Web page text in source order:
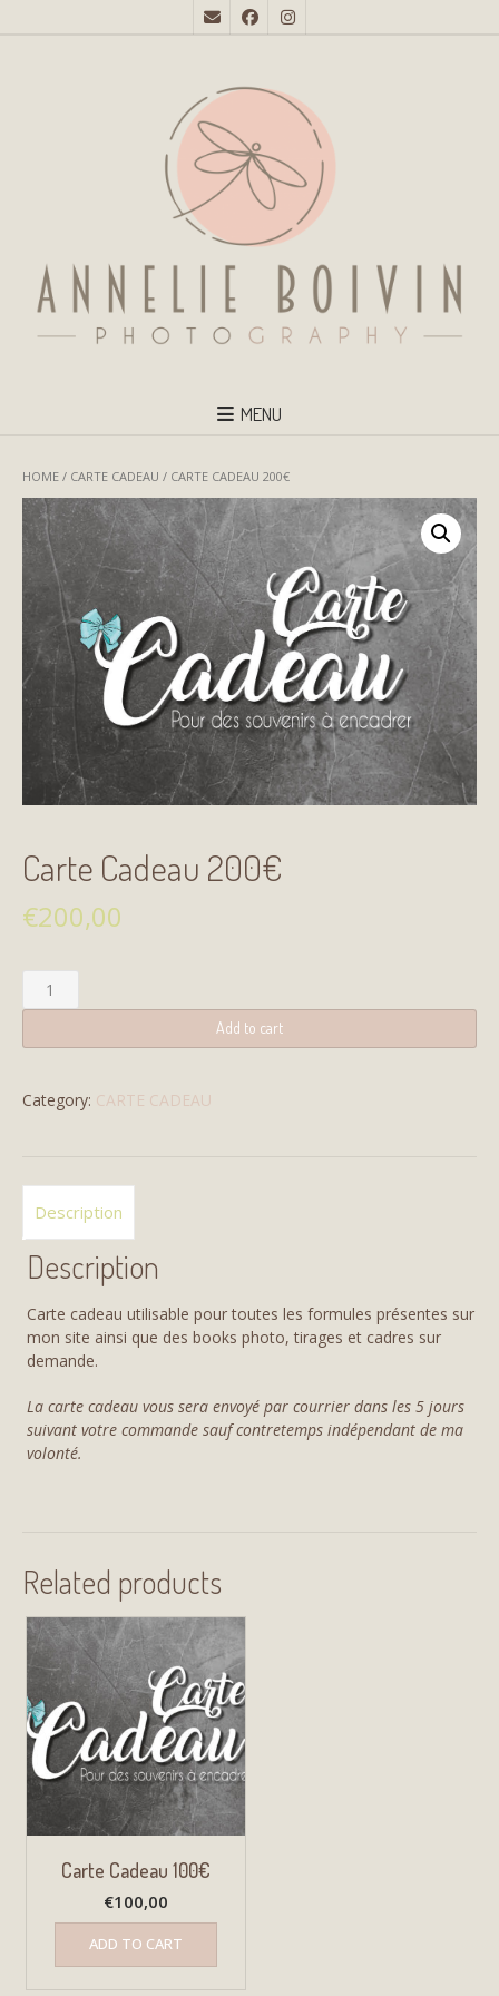
MENU
HOME / CARTE CADEAU / CARTE CADEAU 200€
Carte Cadeau 200€
€200,00
Carte
quantity
Add to cart
Category: CARTE CADEAU
Description
Description
Carte cadeau utilisable pour toutes les formules présentes sur
mon site ainsi que des books photo, tirages et cadres sur
demande.
La carte cadeau vous sera envoyé par courrier dans les 5 jours
suivant votre commande sauf contretemps indépendant de ma
volonté.
Related products
Carte Cadeau 100€
€100,00
ADD TO CART